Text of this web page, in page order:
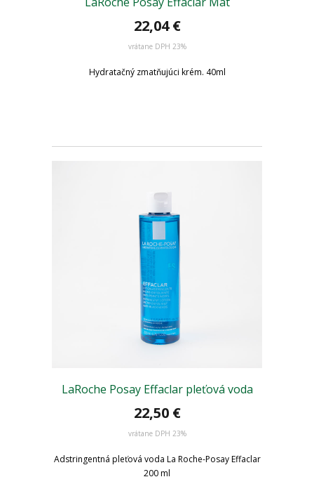
22,04 €
vrátane DPH 23%
Hydratačný zmatňujúci krém. 40ml
LaRoche Posay Effaclar pleťová voda
22,50 €
vrátane DPH 23%
Adstringentná pleťová voda La Roche-Posay Effaclar
200 ml